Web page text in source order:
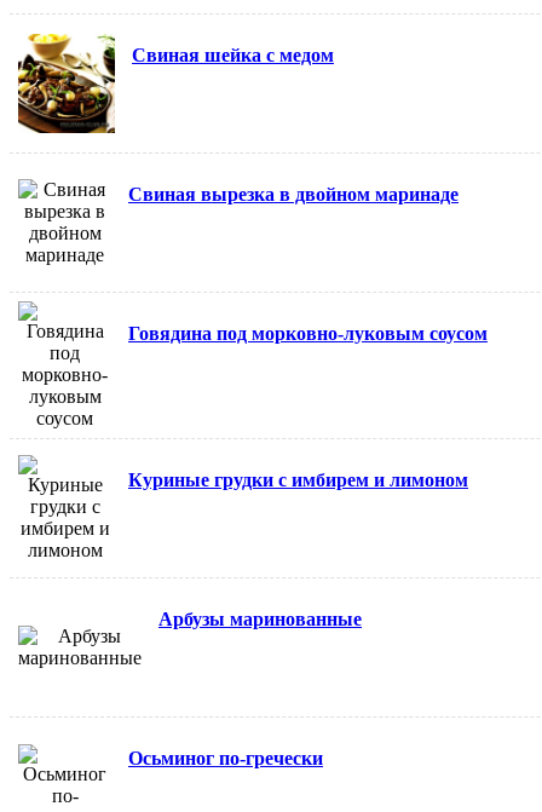
Свиная шейка с медом
Свиная вырезка в двойном маринаде
Говядина под морковно-луковым соусом
Куриные грудки с имбирем и лимоном
Арбузы маринованные
Осьминог по-гречески